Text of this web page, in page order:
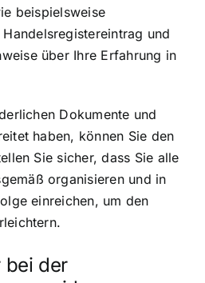
beispielsweise
und
über Ihre Erfahrung in
Dokumente und
haben, können Sie den
Sie sicher, dass Sie alle
organisieren und in
einreichen, um den
bei der